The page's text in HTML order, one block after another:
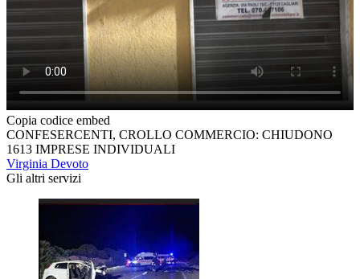
Copia codice embed
CONFESERCENTI, CROLLO COMMERCIO: CHIUDONO
1613 IMPRESE INDIVIDUALI
Virginia Devoto
Gli altri servizi